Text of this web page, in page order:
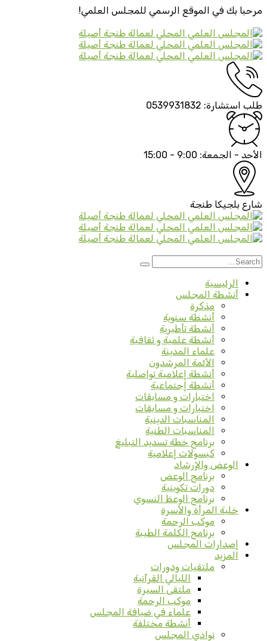
مرحبا بك في الموقع الرسمي للمجلس العلمي!
طلب استشارة: 0539931832
الأحد - الجمعة: 9:00 - 15:00
شارع بلجيكا طنجة
الرئيسية
أنشطة المجلس
مذكرة
أنشطة سنوية
أنشطة تأطيرية
أنشطة علمية و ثقافية
علماء المدينة
الأئمة المرشدون
أنشطة إعلامية تواصلية
أنشطة إجتماعية
اختبارات و مسابقات
اختبارات و مسابقات
المناسبات الدينية
المناسبات الطنية
برنامج خطة تسديد التبليغ
كبسولات إعلامية
الوعض والإرشاد
برنامج الوعض
دورات تكوينية
برنامج الوعظ النسوي
خلية المرأة والأسرة
موكب الرحمة
برنامج الكلمة الطيبة
إصدارات المجلس
المزيد
ملتقيات ودورات
الليالي القرآنية
ملتقى السيرة
موكب الرحمة
علماء في ضيافة المجلس
أنشطة مختلفة
نوادي المجلس